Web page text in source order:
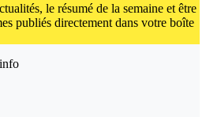
le résumé de la semaine et être
publiés directement dans votre boîte